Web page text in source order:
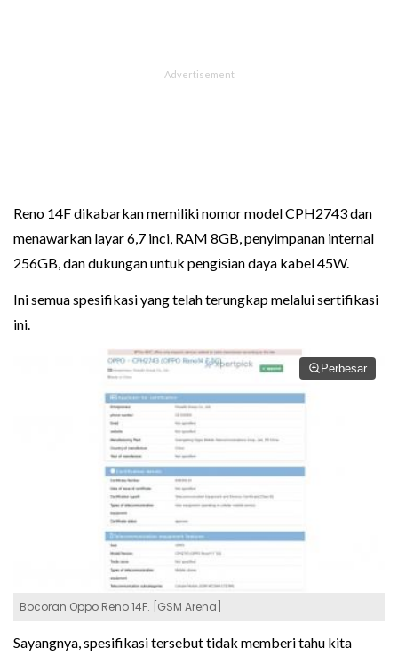
Reno 14F dikabarkan memiliki nomor model CPH2743 dan
menawarkan layar 6,7 inci, RAM 8GB, penyimpanan internal
256GB, dan dukungan untuk pengisian daya kabel 45W.
Ini semua spesifikasi yang telah terungkap melalui sertifikasi
ini.
Perbesar
Bocoran Oppo Reno 14F. [GSM Arena]
Sayangnya, spesifikasi tersebut tidak memberi tahu kita